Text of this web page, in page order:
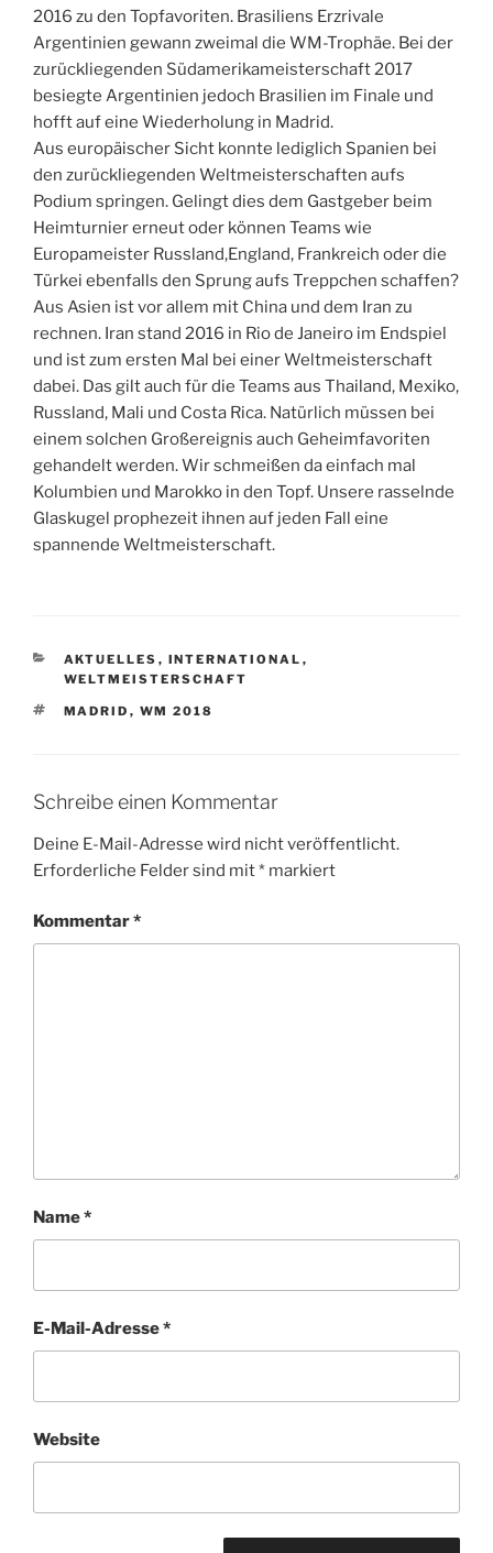
2016 zu den Topfavoriten. Brasiliens Erzrivale
Argentinien gewann zweimal die WM-Trophäe. Bei der
zurückliegenden Südamerikameisterschaft 2017
besiegte Argentinien jedoch Brasilien im Finale und
hofft auf eine Wiederholung in Madrid.
Aus europäischer Sicht konnte lediglich Spanien bei
den zurückliegenden Weltmeisterschaften aufs
Podium springen. Gelingt dies dem Gastgeber beim
Heimturnier erneut oder können Teams wie
Europameister Russland,England, Frankreich oder die
Türkei ebenfalls den Sprung aufs Treppchen schaffen?
Aus Asien ist vor allem mit China und dem Iran zu
rechnen. Iran stand 2016 in Rio de Janeiro im Endspiel
und ist zum ersten Mal bei einer Weltmeisterschaft
dabei. Das gilt auch für die Teams aus Thailand, Mexiko,
Russland, Mali und Costa Rica. Natürlich müssen bei
einem solchen Großereignis auch Geheimfavoriten
gehandelt werden. Wir schmeißen da einfach mal
Kolumbien und Marokko in den Topf. Unsere rasselnde
Glaskugel prophezeit ihnen auf jeden Fall eine
spannende Weltmeisterschaft.
KATEGORIEN
AKTUELLES , INTERNATIONAL ,
WELTMEISTERSCHAFT
SCHLAGWÖRTER
MADRID , WM 2018
Schreibe einen Kommentar
Deine E-Mail-Adresse wird nicht veröffentlicht.
Erforderliche Felder sind mit* markiert
Kommentar*
Name*
E-Mail-Adresse*
Website